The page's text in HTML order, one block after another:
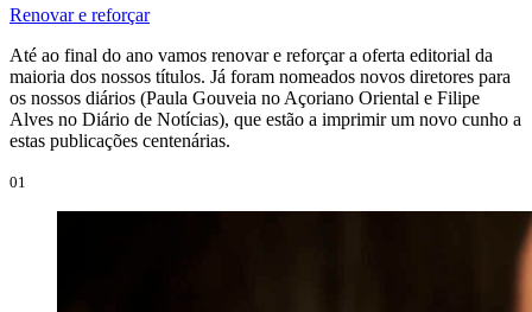
Renovar e reforçar
Até ao final do ano vamos renovar e reforçar a oferta editorial da
maioria dos nossos títulos. Já foram nomeados novos diretores para
os nossos diários (Paula Gouveia no Açoriano Oriental e Filipe
Alves no Diário de Notícias), que estão a imprimir um novo cunho a
estas publicações centenárias.
01